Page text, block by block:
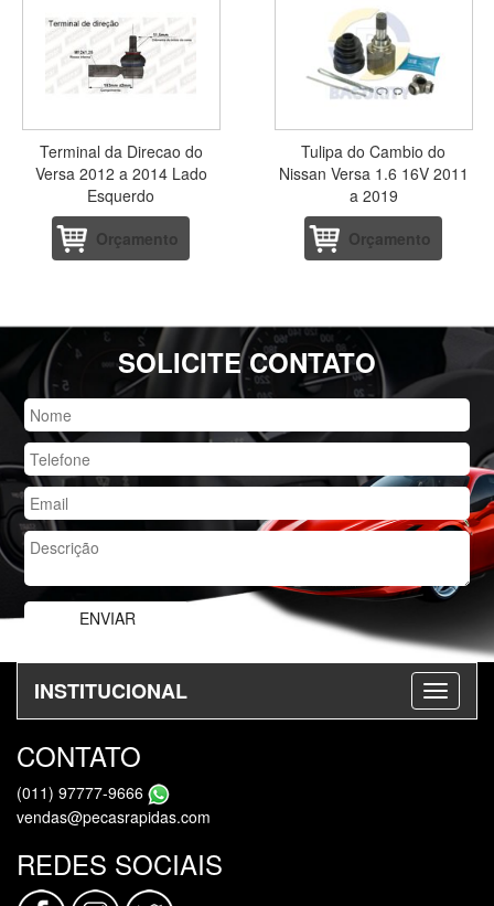
Terminal da Direcao do
Versa 2012 a 2014 Lado
Esquerdo
Orçamento
Tulipa do Cambio do
Nissan Versa 1.6 16V 2011
a 2019
Orçamento
SOLICITE CONTATO
INSTITUCIONAL
(011) 97777-9666